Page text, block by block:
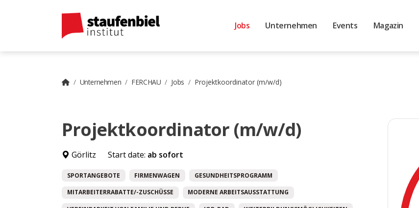
Jobs Unternehmen Events Magazin
Unternehmen FERCHAU Jobs Projektkoordinator (m/w/d)
Projektkoordinator (m/w/d)
Görlitz Start date: ab sofort
SPORTANGEBOTE FIRMENWAGEN GESUNDHEITSPROGRAMM
MITARBEITERRABATTE/-ZUSCHÜSSE MODERNE ARBEITSAUSSTATTUNG